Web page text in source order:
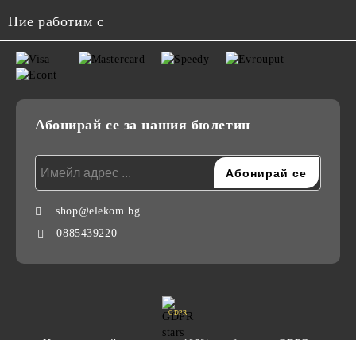
Ние работим с
Абонирай се за нашия бюлетин
shop@elekom.bg
0885439220
GDPR